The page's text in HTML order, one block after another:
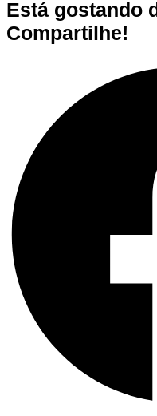
Está gostando
Compartilhe!